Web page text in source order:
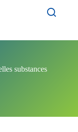
substances